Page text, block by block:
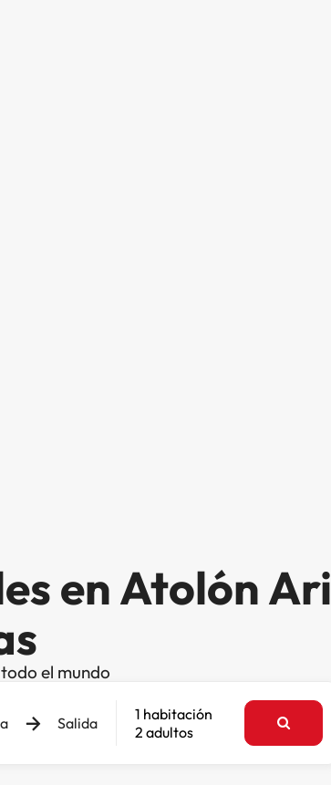
en Atolón Ari
el mundo
Salida
1 habitación
2 adultos